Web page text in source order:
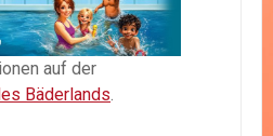
auf der
Bäderlands.